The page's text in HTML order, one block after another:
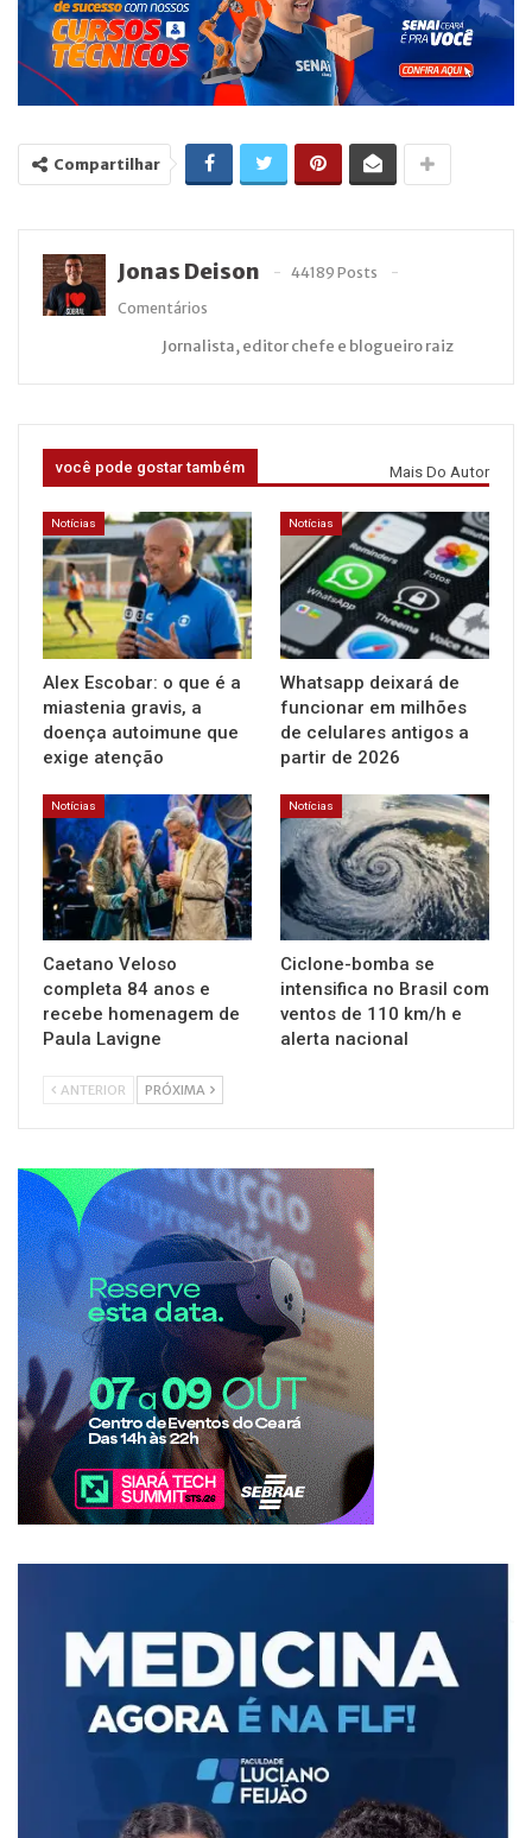
Compartilhar
Jonas Deison
44189 Posts
Comentários
Jornalista, editor chefe e blogueiro raiz
você pode gostar também Mais Do Autor
Notícias
Alex Escobar: o que é a
miastenia gravis, a
doença autoimune que
exige atenção
Notícias
Whatsapp deixará de
funcionar em milhões
de celulares antigos a
partir de 2026
Notícias
Caetano Veloso
completa 84 anos e
recebe homenagem de
Paula Lavigne
Notícias
Ciclone-bomba se
intensifica no Brasil com
ventos de 110 km/h e
alerta nacional
ANTERIOR PRÓXIMA